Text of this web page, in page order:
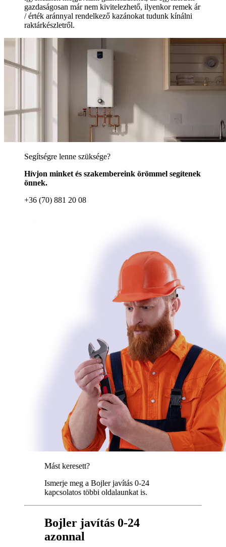
gazdaságosan már nem kivitelezhető, ilyenkor remek ár
/ érték aránnyal rendelkező kazánokat tudunk kínálni
raktárkészletről.
Segítségre lenne szüksége?
Hívjon minket és szakembereink örömmel segítenek
önnek.
+36 (70) 881 20 08
Mást keresett?
Ismerje meg a Bojler javítás 0-24
kapcsolatos többi oldalaunkat is.
Bojler javítás 0-24
azonnal